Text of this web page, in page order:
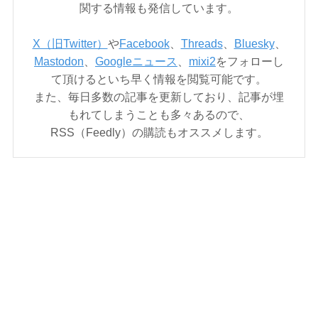
関する情報も発信しています。
X（旧Twitter） やFacebook、 Threads、 Bluesky、
Mastodon
Googleニュース mixi2をフォローし
て頂けるといち早く情報を閲覧可能です。
また、毎日多数の記事を更新しており、記事が埋
もれてしまうことも多々あるので、
RSS（Feedly）の購読もオススメします。